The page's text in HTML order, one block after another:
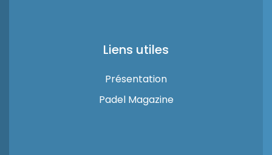
Liens utiles
Présentation
Padel Magazine